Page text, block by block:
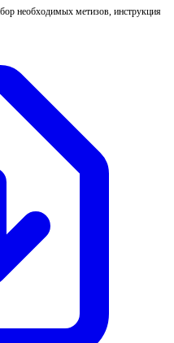
необходимых метизов, инструкция